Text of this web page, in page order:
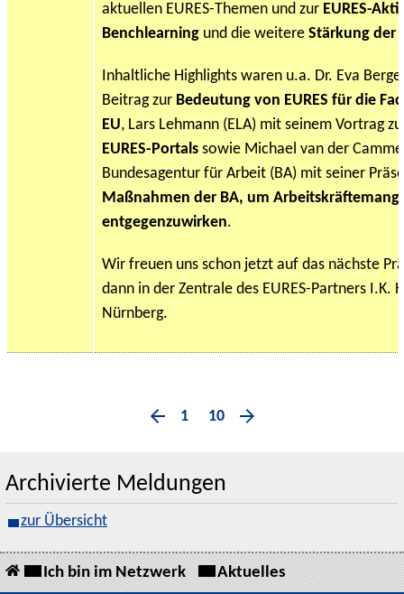
aktuellen EURES-Themen und zur EURES-
Benchlearning und die weitere Stärkung der
Inhaltliche Highlights waren u.a. Dr. Eva
Beitrag zur Bedeutung von EURES für die
EU, Lars Lehmann (ELA) mit seinem Vortrag
EURES-Portals sowie Michael van der
Bundesagentur für Arbeit (BA) mit seiner
Maßnahmen der BA, um
entgegenzuwirken.
Wir freuen uns schon jetzt auf das nächste
dann in der Zentrale des EURES-Partners I.K.
Nürnberg.
1 10
Archivierte Meldungen
zur Übersicht
Ich bin im Netzwerk Aktuelles